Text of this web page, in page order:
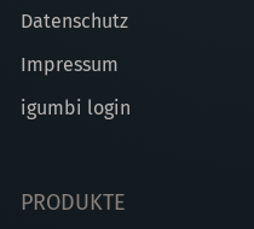
Datenschutz
Impressum
igumbi login
PRODUKTE